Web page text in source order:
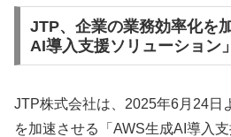
JTP、企業の業務効率化を
AI導入支援ソリューション
JTP株式会社は、2025年6月24日
を加速させる「AWS生成AI導入